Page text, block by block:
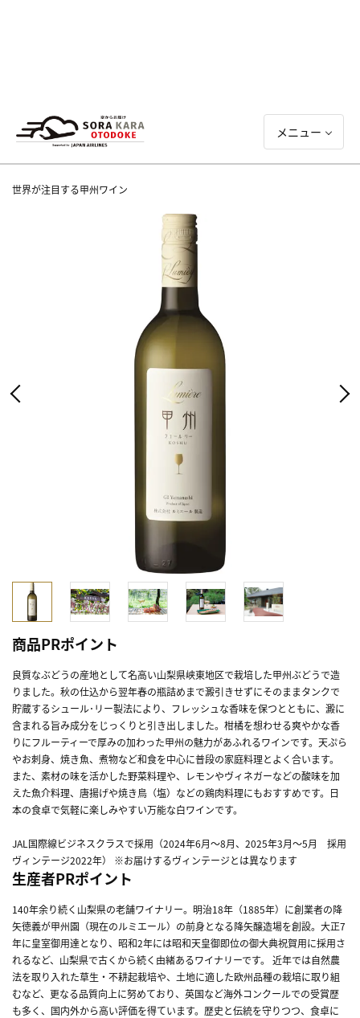
メニュー
世界が注目する甲州ワイン
商品PRポイント
良質なぶどうの産地として名高い山梨県峡東地区で栽培した甲州ぶどうで造
りました。秋の仕込から翌年春の瓶詰めまで澱引きせずにそのままタンクで
貯蔵するシュール･リー製法により、フレッシュな香味を保つとともに、澱に
含まれる旨み成分をじっくりと引き出しました。柑橘を想わせる爽やかな香
りにフルーティーで厚みの加わった甲州の魅力があふれるワインです。天ぷら
やお刺身、焼き魚、煮物など和食を中心に普段の家庭料理とよく合います。
また、素材の味を活かした野菜料理や、レモンやヴィネガーなどの酸味を加
えた魚介料理、唐揚げや焼き鳥（塩）などの鶏肉料理にもおすすめです。日
本の食卓で気軽に楽しみやすい万能な白ワインです。
JAL国際線ビジネスクラスで採用（2024年6月～8月、2025年3月～5月 採用
ヴィンテージ2022年） ※お届けするヴィンテージとは異なります
生産者PRポイント
140年余り続く山梨県の老舗ワイナリー。明治18年（1885年）に創業者の降
矢徳義が甲州園（現在のルミエール）の前身となる降矢醸造場を創設。大正7
年に皇室御用達となり、昭和2年には昭和天皇御即位の御大典祝賀用に採用さ
れるなど、山梨県で古くから続く由緒あるワイナリーです。 近年では自然農
法を取り入れた草生・不耕起栽培や、土地に適した欧州品種の栽培に取り組
むなど、更なる品質向上に努めており、英国など海外コンクールでの受賞歴
も多く、国内外から高い評価を得ています。歴史と伝統を守りつつ、食卓に